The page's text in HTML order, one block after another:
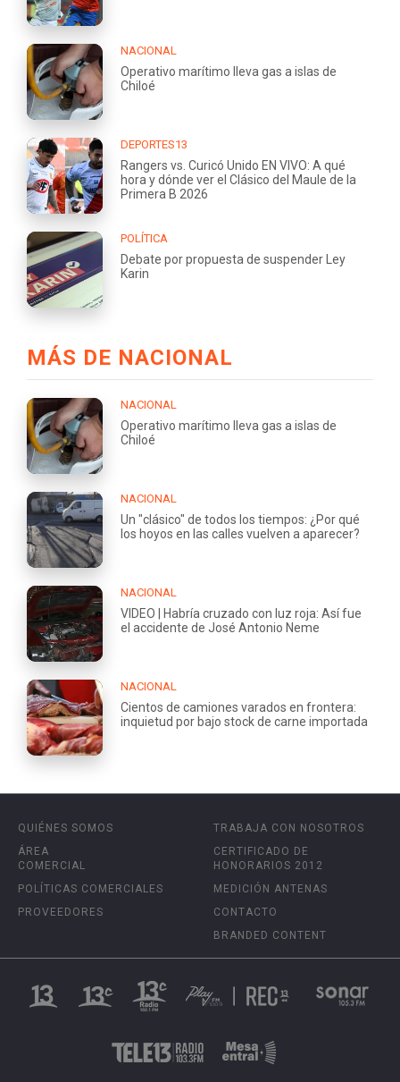
NACIONAL
Operativo marítimo lleva gas a islas de
Chiloé
DEPORTES13
Rangers vs. Curicó Unido EN VIVO: A qué
hora y dónde ver el Clásico del Maule de la
Primera B 2026
POLÍTICA
Debate por propuesta de suspender Ley
Karin
MÁS DE NACIONAL
NACIONAL
Operativo marítimo lleva gas a islas de
Chiloé
NACIONAL
Un "clásico" de todos los tiempos: ¿Por qué
los hoyos en las calles vuelven a aparecer?
NACIONAL
VIDEO | Habría cruzado con luz roja: Así fue
el accidente de José Antonio Neme
NACIONAL
Cientos de camiones varados en frontera:
inquietud por bajo stock de carne importada
QUIÉNES SOMOS
ÁREA
COMERCIAL
POLÍTICAS COMERCIALES
PROVEEDORES
TRABAJA CON NOSOTROS
CERTIFICADO DE
HONORARIOS 2012
MEDICIÓN ANTENAS
CONTACTO
BRANDED CONTENT